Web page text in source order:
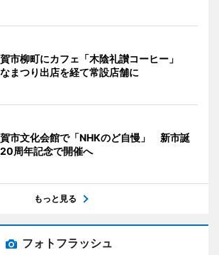
市柳町にカフェ「木陰礼讃コーヒー」
まつり出店を経て常設店舗に
市文化会館で「NHKのど自慢」 新市誕
周年記念で開催へ
もっと見る
フォトフラッシュ